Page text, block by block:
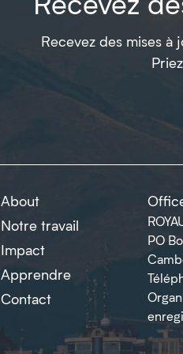
Recevez des mises
About
Notre travail
Impact
Apprendre
Contact
PO